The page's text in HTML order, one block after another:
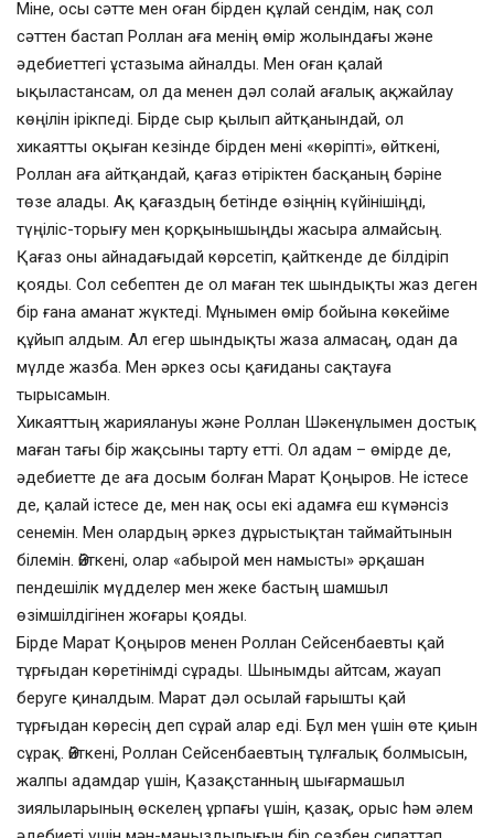
Міне, осы сәтте мен оған бірден құлай сендім, нақ сол
сәттен бастап Роллан аға менің өмір жолындағы және
әдебиеттегі ұстазыма айналды. Мен оған қалай
ықыластансам, ол да менен дәл солай ағалық ақжайлау
көңілін ірікпеді. Бірде сыр қылып айтқанындай, ол
хикаятты оқыған кезінде бірден мені «көріпті», өйткені,
Роллан аға айтқандай, қағаз өтіріктен басқаның бәріне
төзе алады. Ақ қағаздың бетінде өзіңнің күйінішіңді,
түңіліс-торығу мен қорқынышыңды жасыра алмайсың.
Қағаз оны айнадағыдай көрсетіп, қайткенде де білдіріп
қояды. Сол себептен де ол маған тек шындықты жаз деген
бір ғана аманат жүктеді. Мұнымен өмір бойына көкейіме
құйып алдым. Ал егер шындықты жаза алмасаң, одан да
мүлде жазба. Мен әркез осы қағиданы сақтауға
тырысамын.
Хикаяттың жариялануы және Роллан Шәкенұлымен достық
маған тағы бір жақсыны тарту етті. Ол адам – өмірде де,
әдебиетте де аға досым болған Марат Қоңыров. Не істесе
де, қалай істесе де, мен нақ осы екі адамға еш күмәнсіз
сенемін. Мен олардың әркез дұрыстықтан таймайтынын
білемін. Өйткені, олар «абырой мен намысты» әрқашан
пендешілік мүдделер мен жеке бастың шамшыл
өзімшілдігінен жоғары қояды.
Бірде Марат Қоңыров менен Роллан Сейсенбаевты қай
тұрғыдан көретінімді сұрады. Шынымды айтсам, жауап
беруге қиналдым. Марат дәл осылай ғарышты қай
тұрғыдан көресің деп сұрай алар еді. Бұл мен үшін өте қиын
сұрақ. Өйткені, Роллан Сейсенбаевтың тұлғалық болмысын,
жалпы адамдар үшін, Қазақстанның шығармашыл
зиялыларының өскелең ұрпағы үшін, қазақ, орыс һәм әлем